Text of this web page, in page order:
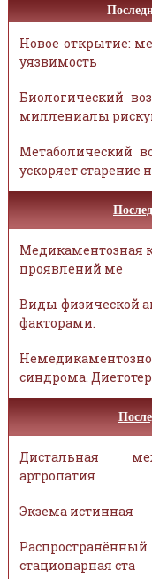
Новое открытие:
уязвимость
Биологический
миллениалы
Метаболический
ускоряет старение
Медикаментозная
проявлений ме
Виды физической
факторами.
синдрома. Диетотер
Дистальная
артропатия
Экзема истинная
стационарная ста